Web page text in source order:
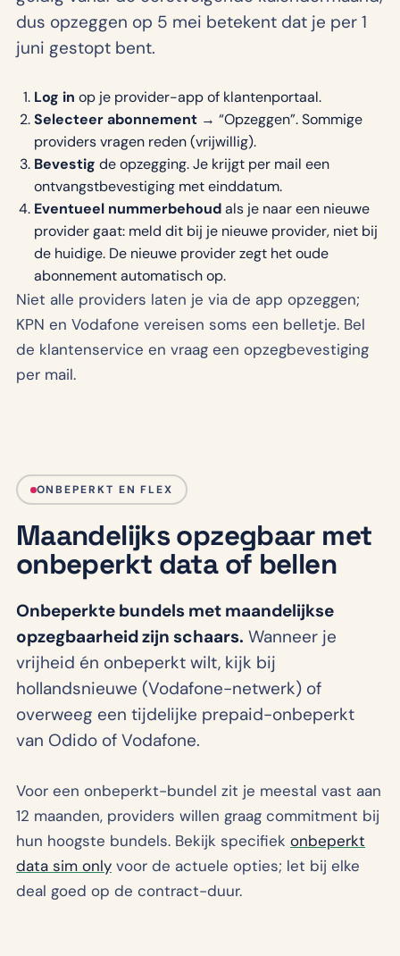
dus opzeggen op 5 mei betekent dat je per 1
juni gestopt bent.
Log in op je provider-app of klantenportaal.
Selecteer abonnement → “Opzeggen”. Sommige
providers vragen reden (vrijwillig).
Bevestig de opzegging. Je krijgt per mail een
ontvangstbevestiging met einddatum.
Eventueel nummerbehoudals je naar een nieuwe
provider gaat: meld dit bij je nieuwe provider, niet bij
de huidige. De nieuwe provider zegt het oude
abonnement automatisch op.
Niet alle providers laten je via de app opzeggen;
KPN en Vodafone vereisen soms een belletje. Bel
de klantenservice en vraag een opzegbevestiging
per mail.
ONBEPERKT EN FLEX
Maandelijks opzegbaar met
onbeperkt data of bellen
Onbeperkte bundels met maandelijkse
opzegbaarheid zijn schaars. Wanneer je
vrijheid én onbeperkt wilt, kijk bij
hollandsnieuwe (Vodafone-netwerk) of
overweeg een tijdelijke prepaid-onbeperkt
van Odido of Vodafone.
Voor een onbeperkt-bundel zit je meestal vast aan
12 maanden, providers willen graag commitment bij
hun hoogste bundels. Bekijk specifiek onbeperkt
data sim only voor de actuele opties; let bij elke
deal goed op de contract-duur.